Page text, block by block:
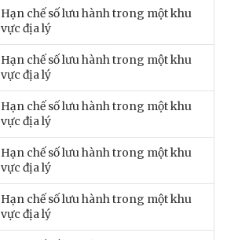
Hạn chế số lưu hành trong một khu
vực địa lý
Hạn chế số lưu hành trong một khu
vực địa lý
Hạn chế số lưu hành trong một khu
vực địa lý
Hạn chế số lưu hành trong một khu
vực địa lý
Hạn chế số lưu hành trong một khu
vực địa lý